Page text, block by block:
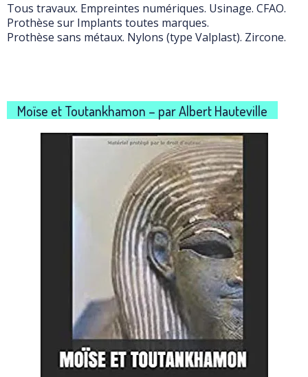
Tous travaux. Empreintes numériques. Usinage. CFAO.
Prothèse sur Implants toutes marques.
Prothèse sans métaux. Nylons (type Valplast). Zircone.
Moïse et Toutankhamon – par Albert Hauteville